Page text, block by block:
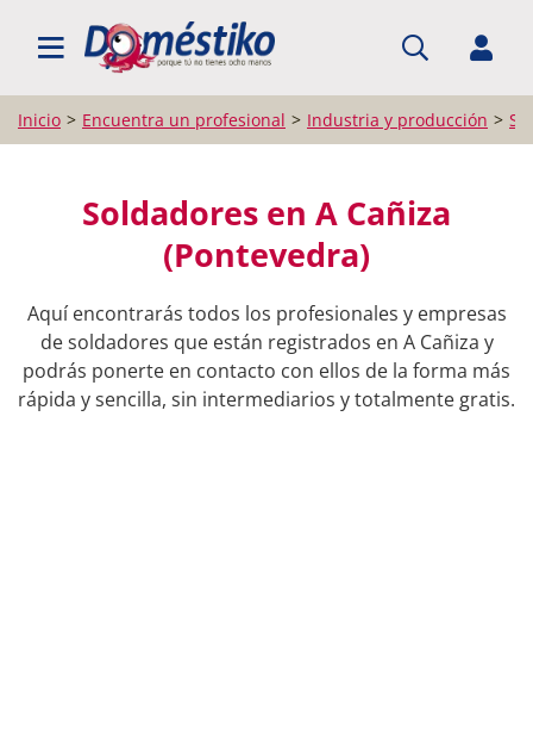
BUSCAR PROFESIONALES
Inicio Encuentra un profesional Industria y producción
Soldadores en A Cañiza
(Pontevedra)
Aquí encontrarás todos los profesionales y empresas
de soldadores que están registrados en A Cañiza y
podrás ponerte en contacto con ellos de la forma más
rápida y sencilla, sin intermediarios y totalmente gratis.